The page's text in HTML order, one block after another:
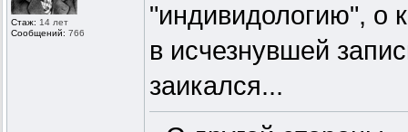
Стаж: 14 лет
Сообщений: 766
"индивидологию", о
в исчезнувшей
заикался...